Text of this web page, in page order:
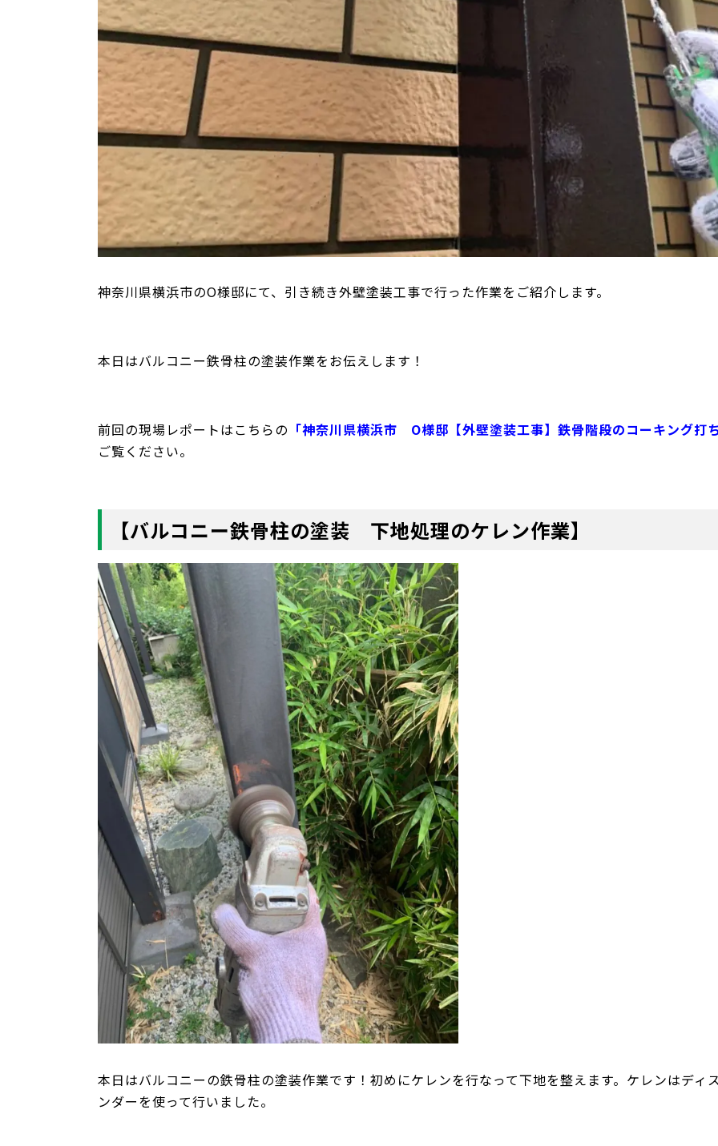
神奈川県横浜市のO様邸にて、引き続き外壁塗装工事で行った作業をご紹介します。
本日はバルコニー鉄骨柱の塗装作業をお伝えします！
前回の現場レポートはこちらの 「神奈川県横浜市 O様邸【外壁塗装工事】鉄骨階段のコーキング打
ご覧ください。
【バルコニー鉄骨柱の塗装 下地処理のケレン作業】
本日はバルコニーの鉄骨柱の塗装作業です！初めにケレンを行なって下地を整えます。ケレンはディ
ンダーを使って行いました。